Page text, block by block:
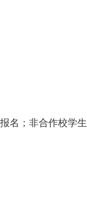
名；非合作校学